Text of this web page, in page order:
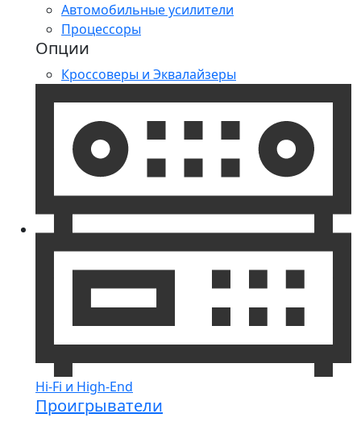
Автомобильные усилители
Процессоры
Опции
Кроссоверы и Эквалайзеры
Hi-Fi и High-End
Проигрыватели